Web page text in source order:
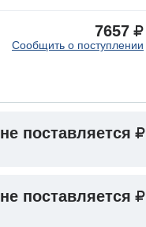
7657
Сообщить о поступлении
не поставляется
не поставляется